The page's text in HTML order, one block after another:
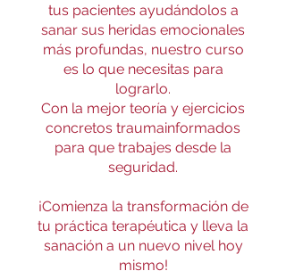
tus pacientes ayudándolos a
sanar sus heridas emocionales
más profundas, nuestro curso
es lo que necesitas para
lograrlo.
Con la mejor teoría y ejercicios
concretos traumainformados
para que trabajes desde la
seguridad.
¡Comienza la transformación de
tu práctica terapéutica y lleva la
sanación a un nuevo nivel hoy
mismo!